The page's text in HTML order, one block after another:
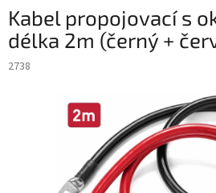
Kabel propojovací s
délka 2m (černý +
2738